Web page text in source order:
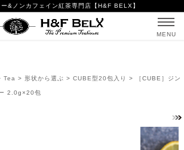
&ノンカフェイン紅茶専門店【H&F BELX】
MENU
Tea > 形状から選ぶ > CUBE型20包入り > ［CUBE］ジン
2.0g×20包